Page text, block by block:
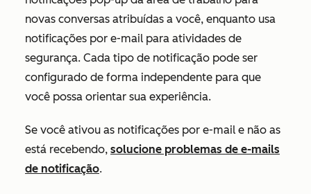
novas conversas atribuídas a você, enquanto usa
notificações por e-mail para atividades de
segurança. Cada tipo de notificação pode ser
configurado de forma independente para que
você possa orientar sua experiência.
Se você ativou as notificações por e-mail e não as
está recebendo, solucione problemas de e-mails
de notificação.